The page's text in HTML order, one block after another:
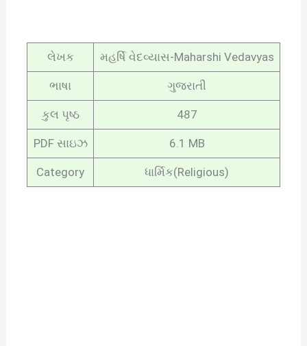
લેખક મહર્ષિ વેદવ્યાસ-Maharshi Vedavyas
ભાષા ગુજરાતી
કુલ પૃષ્ઠ 487
PDF સાઇઝ 6.1 MB
Category ધાર્મિક(Religious)